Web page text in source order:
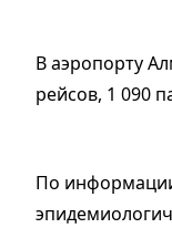
В аэропорту
рейсов, 1 090
По